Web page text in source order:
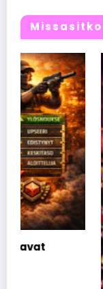
Viihde